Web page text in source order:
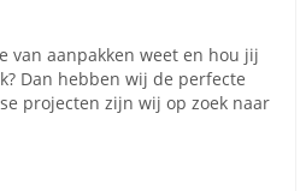
van aanpakken weet en hou jij
Dan hebben wij de perfecte
projecten zijn wij op zoek naar